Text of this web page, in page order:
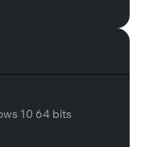
10 64 bits